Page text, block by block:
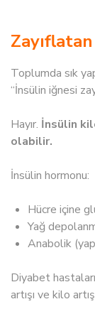
Toplumda sık
“İnsülin iğnesi
Hayır. İnsülin
olabilir.
İnsülin hormonu:
Hücre içine
Yağ
Anabolik
Diyabet
artışı ve kilo